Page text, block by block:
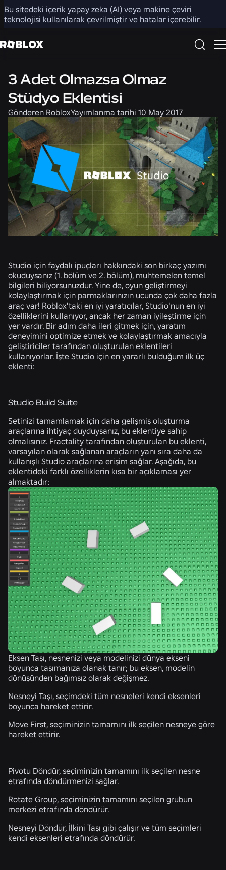
Bu sitedeki içerik yapay zeka (AI) veya makine çeviri
teknolojisi kullanılarak çevrilmiştir ve hatalar içerebilir.
Paylaş
Ürün
3 Adet Olmazsa Olmaz
Stüdyo Eklentisi
Gönderen RobloxYayımlanma tarihi 10 May 2017
Studio için faydalı ipuçları hakkındaki son birkaç yazımı
okuduysanız (1. bölüm ve 2. bölüm), muhtemelen temel
bilgileri biliyorsunuzdur. Yine de, oyun geliştirmeyi
kolaylaştırmak için parmaklarınızın ucunda çok daha fazla
araç var! Roblox'taki en iyi yaratıcılar, Studio'nun en iyi
özelliklerini kullanıyor, ancak her zaman iyileştirme için
yer vardır. Bir adım daha ileri gitmek için, yaratım
deneyimini optimize etmek ve kolaylaştırmak amacıyla
geliştiriciler tarafından oluşturulan eklentileri
kullanıyorlar. İşte Studio için en yararlı bulduğum ilk üç
eklenti:
Studio Build Suite
Setinizi tamamlamak için daha gelişmiş oluşturma
araçlarına ihtiyaç duyduysanız, bu eklentiye sahip
olmalısınız. Fractality tarafından oluşturulan bu eklenti,
varsayılan olarak sağlanan araçların yanı sıra daha da
kullanışlı Studio araçlarına erişim sağlar. Aşağıda, bu
eklentideki farklı özelliklerin kısa bir açıklaması yer
almaktadır:
Eksen Taşı, nesnenizi veya modelinizi dünya ekseni
boyunca taşımanıza olanak tanır; bu eksen, modelin
dönüşünden bağımsız olarak değişmez.
Nesneyi Taşı, seçimdeki tüm nesneleri kendi eksenleri
boyunca hareket ettirir.
Move First, seçiminizin tamamını ilk seçilen nesneye göre
hareket ettirir.
Pivotu Döndür, seçiminizin tamamını ilk seçilen nesne
etrafında döndürmenizi sağlar.
Rotate Group, seçiminizin tamamını seçilen grubun
merkezi etrafında döndürür.
Nesneyi Döndür, İlkini Taşı gibi çalışır ve tüm seçimleri
kendi eksenleri etrafında döndürür.